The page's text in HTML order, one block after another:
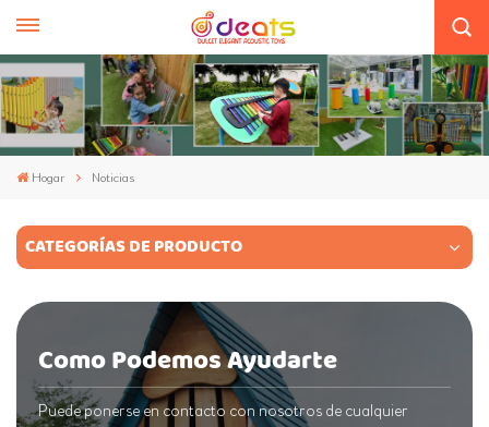
Hogar Noticias
CATEGORÍAS DE PRODUCTO
Como Podemos Ayudarte
Puede ponerse en contacto con nosotros de cualquier